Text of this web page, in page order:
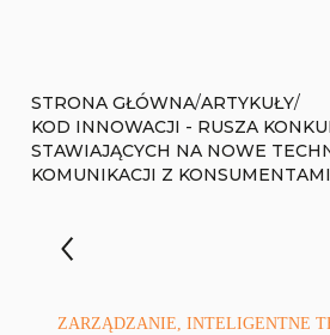
STRONA GŁÓWNA/ARTYKUŁY/
KOD INNOWACJI - RUSZA
STAWIAJĄCYCH NA NOWE
KOMUNIKACJI Z KONSUMENTAMI
ZARZĄDZANIE, INTELIGENTNE